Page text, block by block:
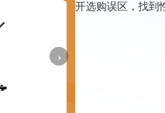
›
开选购误区，找到